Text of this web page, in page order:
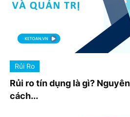
Rủi Ro
Rủi ro tín dụng là gì?
cách...